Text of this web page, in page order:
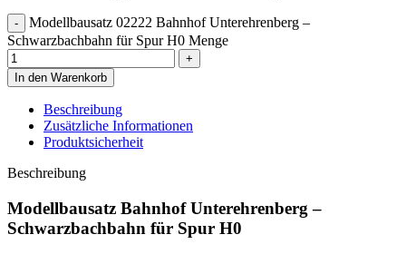
Modellbausatz 02222 Bahnhof Unterehrenberg –
Schwarzbachbahn für Spur H0 Menge
In den Warenkorb
Beschreibung
Zusätzliche Informationen
Produktsicherheit
Beschreibung
Modellbausatz Bahnhof Unterehrenberg –
Schwarzbachbahn für Spur H0